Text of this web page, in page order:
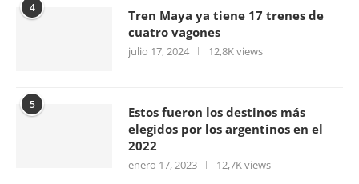
4
Tren Maya ya tiene 17 trenes de
cuatro vagones
julio 17, 2024 12,8K views
5
Estos fueron los destinos más
elegidos por los argentinos en el
2022
enero 17, 2023 12,7K views